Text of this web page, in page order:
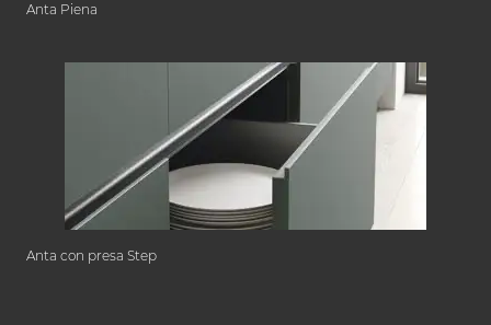
Anta Piena
Anta con presa Step